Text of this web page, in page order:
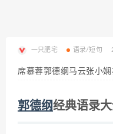
一只肥宅 语录/短句
席慕蓉郭德纲马云张小娴
郭德纲经典语录